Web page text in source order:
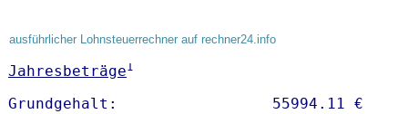
ausführlicher Lohnsteuerrechner auf rechner24.info
Jahresbeträge1